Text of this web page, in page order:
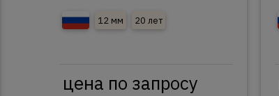
12 мм 20 лет
цена по запросу